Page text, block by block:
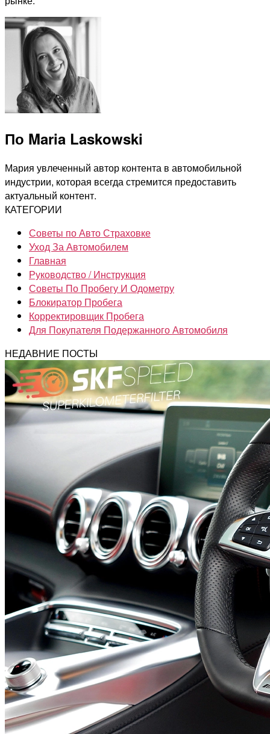
По Maria Laskowski
Мария увлеченный автор контента в автомобильной
индустрии, которая всегда стремится предоставить
актуальный контент.
КАТЕГОРИИ
Советы по Авто Страховке
Уход За Автомобилем
Главная
Руководство / Инструкция
Советы По Пробегу И Одометру
Блокиратор Пробега
Корректировщик Пробега
Для Покупателя Подержанного Автомобиля
НЕДАВНИЕ ПОСТЫ